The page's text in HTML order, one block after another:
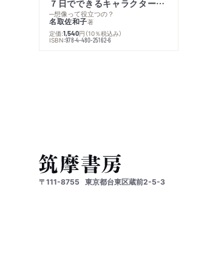
７日でできるキャラクター創作入門
─想像って役立つの？
名取佐和子著
定価:1,540円 （10％税込み）
ISBN:978-4-480-25162-6
〒111-8755 東京都台東区蔵前2-5-3